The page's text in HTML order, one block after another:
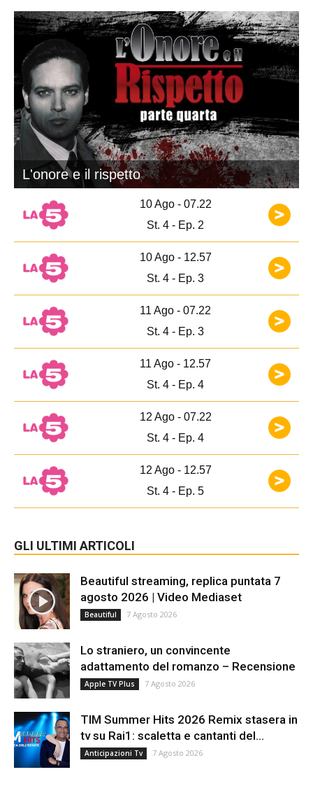
L'onore e il rispetto
10 Ago - 07.22
St. 4 - Ep. 2
10 Ago - 12.57
St. 4 - Ep. 3
11 Ago - 07.22
St. 4 - Ep. 3
11 Ago - 12.57
St. 4 - Ep. 4
12 Ago - 07.22
St. 4 - Ep. 4
12 Ago - 12.57
St. 4 - Ep. 5
GLI ULTIMI ARTICOLI
Beautiful streaming, replica puntata 7
agosto 2026 | Video Mediaset
Beautiful 7 Agosto 2026
Lo straniero, un convincente
adattamento del romanzo – Recensione
Apple TV Plus 7 Agosto 2026
TIM Summer Hits 2026 Remix stasera in
tv su Rai1: scaletta e cantanti del...
Anticipazioni Tv 7 Agosto 2026